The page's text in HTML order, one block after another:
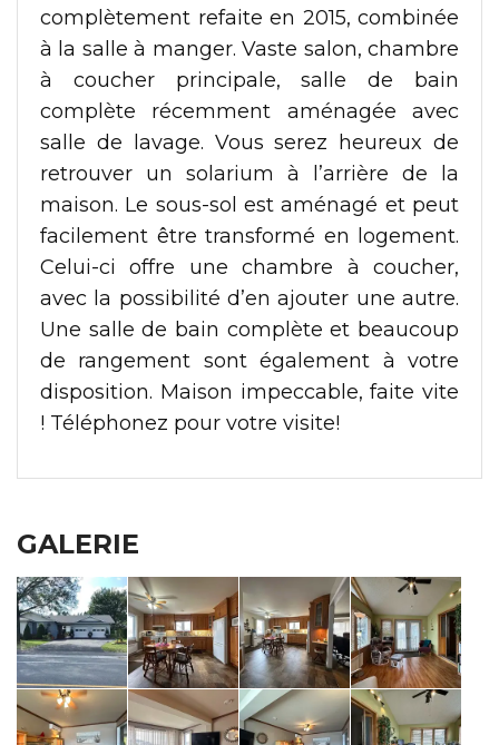
complètement refaite en 2015, combinée
à la salle à manger. Vaste salon, chambre
à coucher principale, salle de bain
complète récemment aménagée avec
salle de lavage. Vous serez heureux de
retrouver un solarium à l’arrière de la
maison. Le sous-sol est aménagé et peut
facilement être transformé en logement.
Celui-ci offre une chambre à coucher,
avec la possibilité d’en ajouter une autre.
Une salle de bain complète et beaucoup
de rangement sont également à votre
disposition. Maison impeccable, faite vite
! Téléphonez pour votre visite!
GALERIE